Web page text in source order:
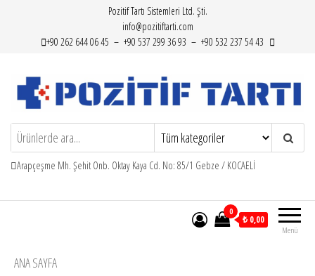
Pozitif Tartı Sistemleri Ltd. Şti.
info@pozitiftarti.com
+90 262 644 06 45 – +90 537 299 36 93 – +90 532 237 54 43
Pozitif Tartı Tartımın adresi…
Arapçeşme Mh. Şehit Onb. Oktay Kaya Cd. No: 85/1 Gebze / KOCAELİ
Menü
0
₺ 0,00
ANA SAYFA